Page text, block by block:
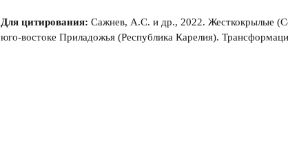
Для цитирования: Сажнев, А.С. и др., 2022. Жесткокрылые
юго-востоке Приладожья (Республика Карелия).